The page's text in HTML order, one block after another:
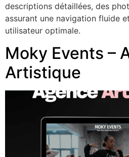
descriptions détaillées, des
assurant une navigation fluide
utilisateur optimale.
Moky Events –
Artistique